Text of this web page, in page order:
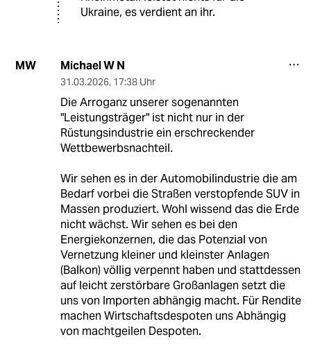
Ukrai­ne, es verdient an ihr.
MW Michael W N
31.03.2026, 17:38 Uhr
Die Arroganz unserer sogenannten
"Leistungsträger" ist nicht nur in der
Rüstungsindustrie ein erschreckender
Wettbewerbsnachteil.
Wir sehen es in der Automobilindustrie die am
Bedarf vorbei die Straßen verstopfende SUV in
Massen produziert. Wohl wissend das die Erde
nicht wächst. Wir sehen es bei den
Energiekonzernen, die das Potenzial von
Vernetzung kleiner und kleinster Anlagen
(Balkon) völlig verpennt haben und stattdessen
auf leicht zerstörbare Großanlagen setzt die
uns von Importen abhängig macht. Für Rendite
machen Wirtschaftsdespoten uns Abhängig
von machtgeilen Despoten.